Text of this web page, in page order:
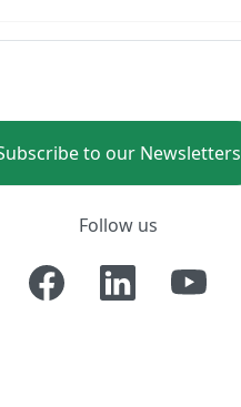
to our Newsletters
Follow us